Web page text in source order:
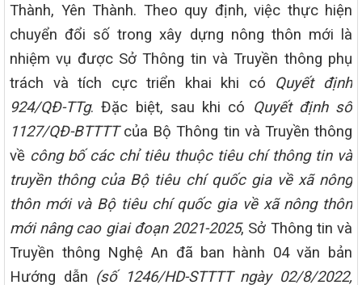
Thành, Yên Thành. Theo quy định, việc thực hiện
chuyển đổi số trong xây dựng nông thôn mới là
nhiệm vụ được Sở Thông tin và Truyền thông phụ
trách và tích cực triển khai khi có Quyết định
924/QĐ-TTg. Đặc biệt, sau khi có Quyết định số
1127/QĐ-BTTTTcủa Bộ Thông tin và Truyền thông
về công bố các chỉ tiêu thuộc tiêu chí thông tin và
truyền thông của Bộ tiêu chí quốc gia về xã nông
thôn mới và Bộ tiêu chí quốc gia về xã nông thôn
mới nâng cao giai đoạn 2021-2025, Sở Thông tin và
Truyền thông Nghệ An đã ban hành 04 văn bản
Hướng dẫn (số 1246/HD-STTTT ngày 02/8/2022,